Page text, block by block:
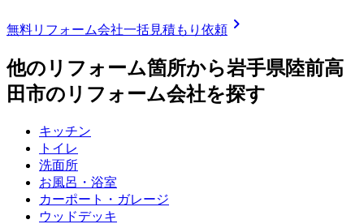
無料リフォーム会社一括見積もり依頼 chevron_right
他のリフォーム箇所から岩手県陸前高
田市のリフォーム会社を探す
キッチン
トイレ
洗面所
お風呂・浴室
カーポート・ガレージ
ウッドデッキ